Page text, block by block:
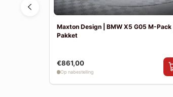
Maxton Design | BMW X5 G05 M-Pack |
Pakket
€861,00
Op nabestelling